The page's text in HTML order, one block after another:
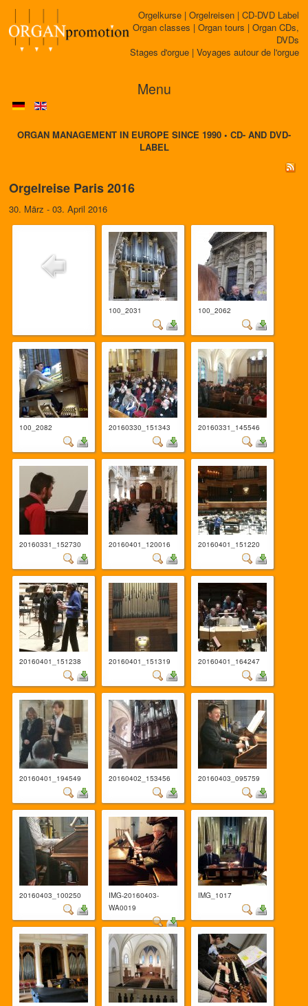
Orgelkurse | Orgelreisen | CD-DVD Label
Organ classes | Organ tours | Organ CDs,
DVDs
Stages d'orgue | Voyages autour de l'orgue
Menu
ORGAN MANAGEMENT IN EUROPE SINCE 1990 • CD- AND DVD-
LABEL
Orgelreise Paris 2016
30. März - 03. April 2016
100_2031 100_2062
100_2082 20160330_151343 20160331_145546
20160331_152730 20160401_120016 20160401_151220
20160401_151238 20160401_151319 20160401_164247
20160401_194549 20160402_153456 20160403_095759
20160403_100250
IMG-20160403-
WA0019
IMG_1017